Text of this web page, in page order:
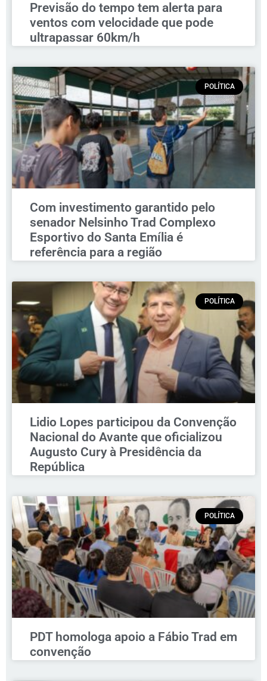
Previsão do tempo tem alerta para
ventos com velocidade que pode
ultrapassar 60km/h
POLÍTICA
Com investimento garantido pelo
senador Nelsinho Trad Complexo
Esportivo do Santa Emília é
referência para a região
POLÍTICA
Lidio Lopes participou da Convenção
Nacional do Avante que oficializou
Augusto Cury à Presidência da
República
POLÍTICA
PDT homologa apoio a Fábio Trad em
convenção